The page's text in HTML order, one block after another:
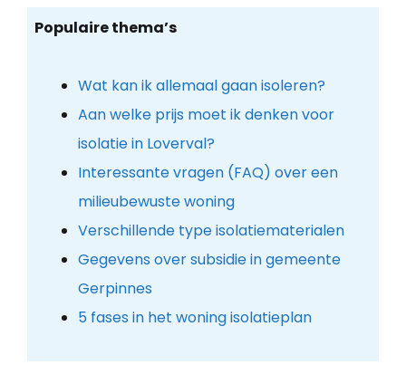
Populaire thema’s
Wat kan ik allemaal gaan isoleren?
Aan welke prijs moet ik denken voor
isolatie in Loverval?
Interessante vragen (FAQ) over een
milieubewuste woning
Verschillende type isolatiematerialen
Gegevens over subsidie in gemeente
Gerpinnes
5 fases in het woning isolatieplan